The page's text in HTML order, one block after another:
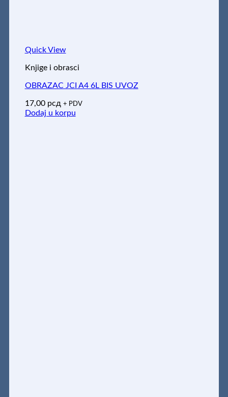
Quick View
Knjige i obrasci
OBRAZAC JCI A4 6L BIS UVOZ
17,00 рсд + PDV
Dodaj u korpu